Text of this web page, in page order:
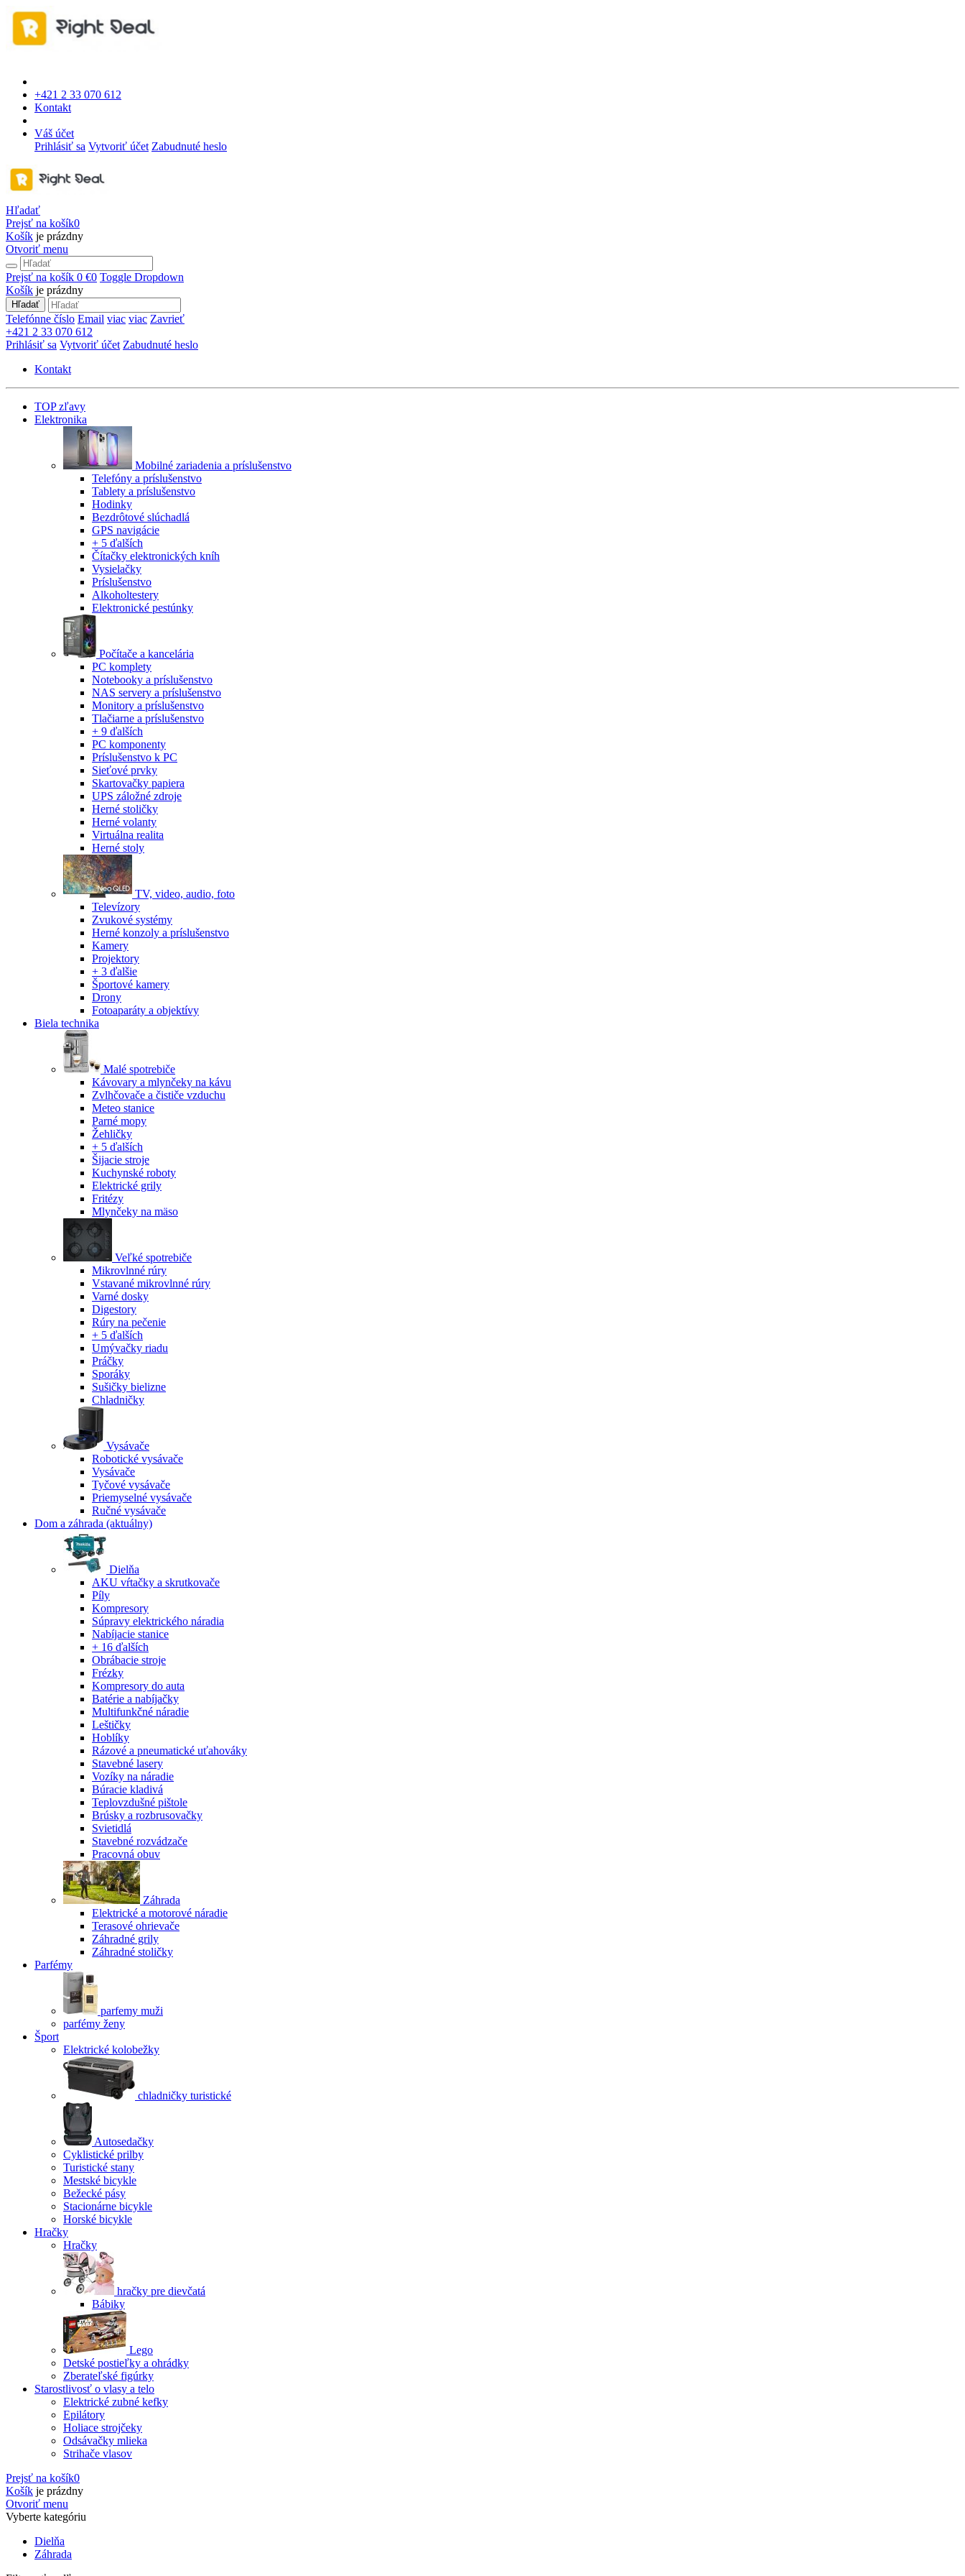
+421 2 33 070 612
Kontakt
Váš účet
Prihlásiť sa Vytvoriť účet Zabudnuté heslo
Hľadať
Prejsť na košík0
Košík je prázdny
Otvoriť menu
Prejsť na košík 0 €0 Toggle Dropdown
Košík je prázdny
Hľadať
Telefónne číslo Email viac viac Zavrieť
+421 2 33 070 612
Prihlásiť sa Vytvoriť účet Zabudnuté heslo
Kontakt
TOP zľavy
Elektronika
Mobilné zariadenia a príslušenstvo
Telefóny a príslušenstvo
Tablety a príslušenstvo
Hodinky
Bezdrôtové slúchadlá
GPS navigácie
+ 5 ďalších
Čítačky elektronických kníh
Vysielačky
Príslušenstvo
Alkoholtestery
Elektronické pestúnky
Počítače a kancelária
PC komplety
Notebooky a príslušenstvo
NAS servery a príslušenstvo
Monitory a príslušenstvo
Tlačiarne a príslušenstvo
+ 9 ďalších
PC komponenty
Príslušenstvo k PC
Sieťové prvky
Skartovačky papiera
UPS záložné zdroje
Herné stoličky
Herné volanty
Virtuálna realita
Herné stoly
TV, video, audio, foto
Televízory
Zvukové systémy
Herné konzoly a príslušenstvo
Kamery
Projektory
+ 3 ďalšie
Športové kamery
Drony
Fotoaparáty a objektívy
Biela technika
Malé spotrebiče
Kávovary a mlynčeky na kávu
Zvlhčovače a čističe vzduchu
Meteo stanice
Parné mopy
Žehličky
+ 5 ďalších
Šijacie stroje
Kuchynské roboty
Elektrické grily
Fritézy
Mlynčeky na mäso
Veľké spotrebiče
Mikrovlnné rúry
Vstavané mikrovlnné rúry
Varné dosky
Digestory
Rúry na pečenie
+ 5 ďalších
Umývačky riadu
Práčky
Sporáky
Sušičky bielizne
Chladničky
Vysávače
Robotické vysávače
Vysávače
Tyčové vysávače
Priemyselné vysávače
Ručné vysávače
Dom a záhrada (aktuálny)
Dielňa
AKU vŕtačky a skrutkovače
Píly
Kompresory
Súpravy elektrického náradia
Nabíjacie stanice
+ 16 ďalších
Obrábacie stroje
Frézky
Kompresory do auta
Batérie a nabíjačky
Multifunkčné náradie
Leštičky
Hoblíky
Rázové a pneumatické uťahováky
Stavebné lasery
Vozíky na náradie
Búracie kladivá
Teplovzdušné pištole
Brúsky a rozbrusovačky
Svietidlá
Stavebné rozvádzače
Pracovná obuv
Záhrada
Elektrické a motorové náradie
Terasové ohrievače
Záhradné grily
Záhradné stoličky
Parfémy
parfemy muži
parfémy ženy
Šport
Elektrické kolobežky
chladničky turistické
Autosedačky
Cyklistické prilby
Turistické stany
Mestské bicykle
Bežecké pásy
Stacionárne bicykle
Horské bicykle
Hračky
Hračky
hračky pre dievčatá
Bábiky
Lego
Detské postieľky a ohrádky
Zberateľské figúrky
Starostlivosť o vlasy a telo
Elektrické zubné kefky
Epilátory
Holiace strojčeky
Odsávačky mlieka
Strihače vlasov
Prejsť na košík0
Košík je prázdny
Otvoriť menu
Vyberte kategóriu
Dielňa
Záhrada